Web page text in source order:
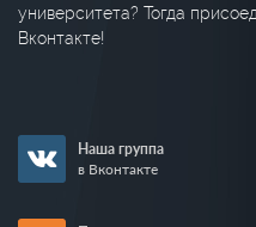
университета? Тогда
Вконтакте!
Наша группа
в Вконтакте